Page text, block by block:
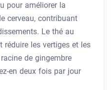
pour améliorer la
cerveau, contribuant
Le thé au
réduire les vertiges et les
de gingembre
en deux fois par jour